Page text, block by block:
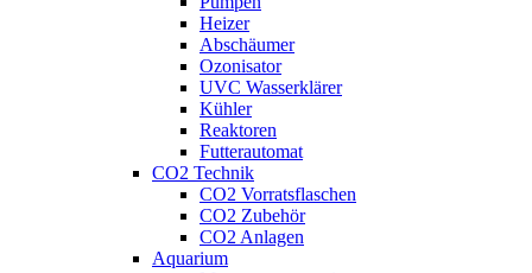
Heizer
Abschäumer
Ozonisator
UVC Wasserklärer
Kühler
Reaktoren
Futterautomat
CO2 Technik
CO2 Vorratsflaschen
CO2 Zubehör
CO2 Anlagen
Aquarium